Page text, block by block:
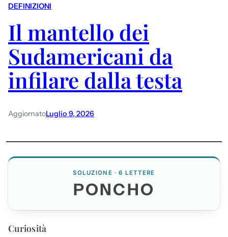
DEFINIZIONI
Il mantello dei
Sudamericani da
infilare dalla testa
AggiornatoLuglio 9, 2026
SOLUZIONE · 6 LETTERE
PONCHO
Curiosità